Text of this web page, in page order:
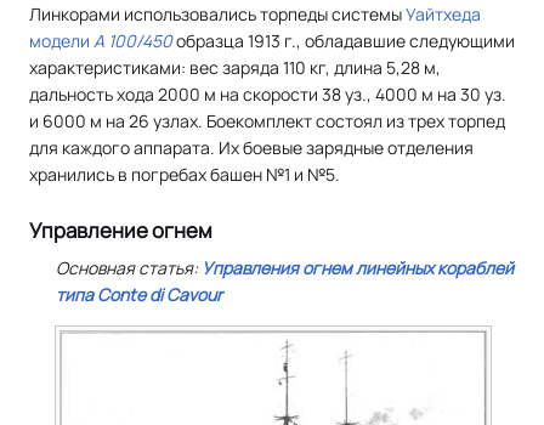
Линкорами использовались торпеды системыУайтхеда
модели А 100/450образца 1913 г., обладавшие следующими
характеристиками: вес заряда 110 кг, длина 5,28 м,
дальность хода 2000 м на скорости 38 уз., 4000 м на 30 уз.
и 6000 м на 26 узлах. Боекомплект состоял из трех торпед
для каждого аппарата. Их боевые зарядные отделения
хранились в погребах башен №1 и №5.
Управление огнем
Основная статья: Управления огнем линейных кораблей
типаConte di Cavour